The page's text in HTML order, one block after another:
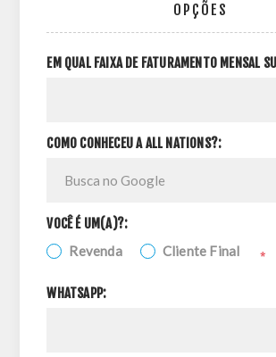
OPÇÕES
EM QUAL FAIXA DE FATURAMENTO MENSAL
COMO CONHECEU A ALL NATIONS?:
VOCÊ É UM(A)?:
Revenda Cliente Final *
WHATSAPP: